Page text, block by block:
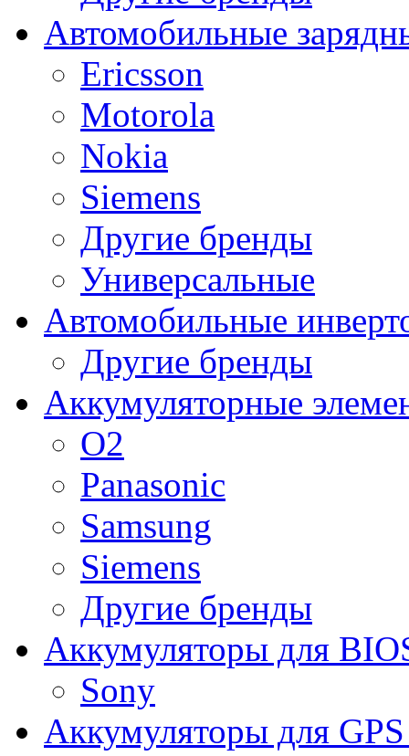
Автомобильные
Ericsson
Motorola
Nokia
Siemens
Другие бренды
Универсальные
Автомобильные
Другие бренды
Аккумуляторные
O2
Panasonic
Samsung
Siemens
Другие бренды
Аккумуляторы для
Sony
Аккумуляторы для GPS